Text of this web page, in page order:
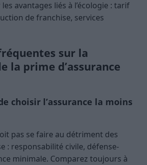
avantages liés à l’écologie : tarif
de franchise, services
sur la
la prime d’assurance
choisir l’assurance la moins
pas se faire au détriment des
: responsabilité civile, défense-
minimale. Comparez toujours à